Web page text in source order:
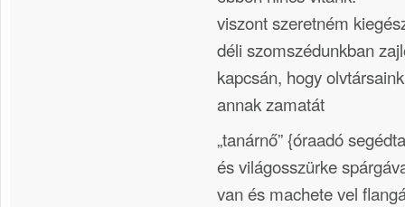
viszont szeretném
déli szomszédunkban
kapcsán, hogy
annak zamatát
„tanárnő” {óraadó
és világosszürke
van és machete vel